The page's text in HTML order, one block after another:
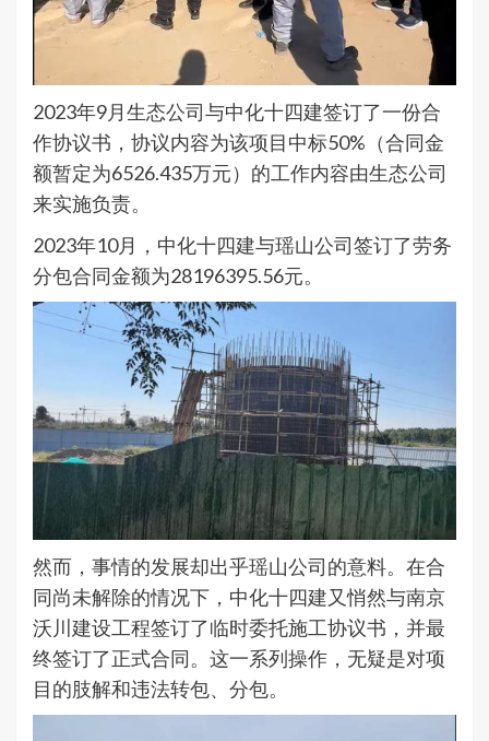
2023年9月生态公司与中化十四建签订了一份合
作协议书，协议内容为该项目中标50%（合同金
额暂定为6526.435万元）的工作内容由生态公司
来实施负责。
2023年10月，中化十四建与瑶山公司签订了劳务
分包合同金额为28196395.56元。
然而，事情的发展却出乎瑶山公司的意料。在合
同尚未解除的情况下，中化十四建又悄然与南京
沃川建设工程签订了临时委托施工协议书，并最
终签订了正式合同。这一系列操作，无疑是对项
目的肢解和违法转包、分包。